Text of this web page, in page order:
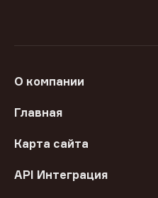
О компании
Главная
Карта сайта
API Интеграция